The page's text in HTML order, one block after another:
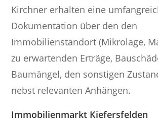
Kirchner erhalten eine
Dokumentation über den den
Immobilienstandort (Mikrolage,
zu erwartenden Erträge,
Baumängel, den sonstigen
nebst relevanten Anhängen.
Immobilienmarkt Kiefersfelden